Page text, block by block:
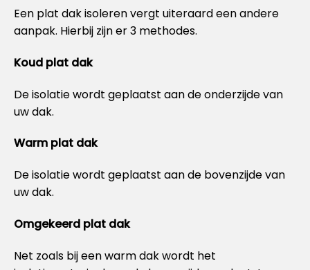
Een plat dak isoleren vergt uiteraard een andere
aanpak. Hierbij zijn er 3 methodes.
Koud plat dak
De isolatie wordt geplaatst aan de onderzijde van
uw dak.
Warm plat dak
De isolatie wordt geplaatst aan de bovenzijde van
uw dak.
Omgekeerd plat dak
Net zoals bij een warm dak wordt het